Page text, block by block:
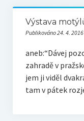
Výstava
Publikováno 24. 4.
aneb:“Dávej
zahradě v
jem ji viděl
tam v pátek